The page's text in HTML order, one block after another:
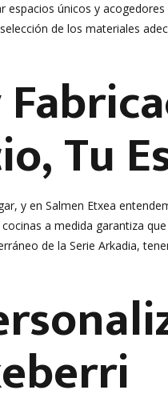
únicos y
de los materiales
Tu
y en Salmen Etxea
a medida garantiza
de la Serie Arkadia,